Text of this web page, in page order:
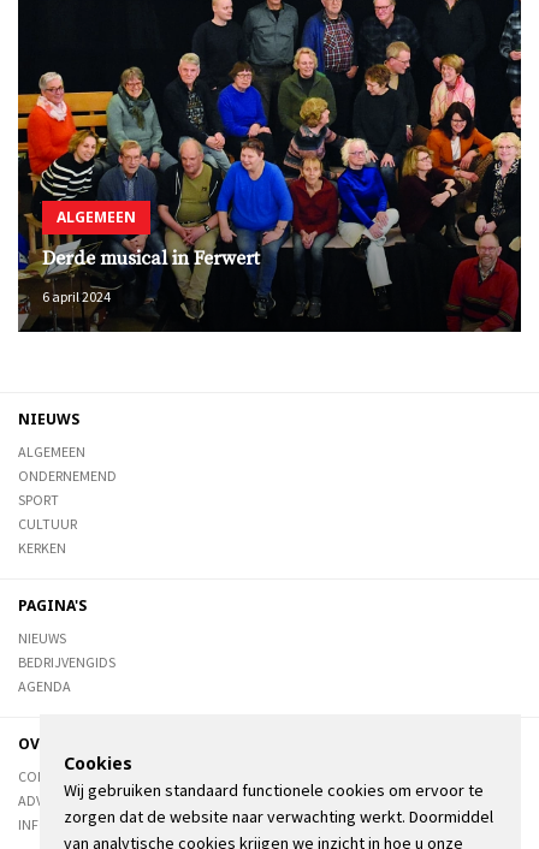
ALGEMEEN
Derde musical in Ferwert
6 april 2024
NIEUWS
ALGEMEEN
ONDERNEMEND
SPORT
CULTUUR
KERKEN
PAGINA'S
NIEUWS
BEDRIJVENGIDS
AGENDA
OVER DE STIENSER
CONTACT
ADVERTEREN
INFORMATIE
Cookies
Wij gebruiken standaard functionele cookies om ervoor te
zorgen dat de website naar verwachting werkt. Doormiddel
van analytische cookies krijgen we inzicht in hoe u onze